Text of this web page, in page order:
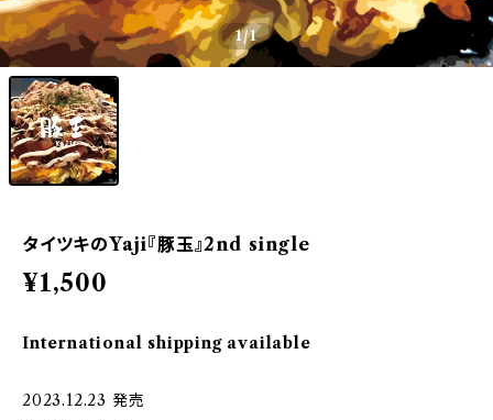
1/1
タイツキのYaji『豚玉』2nd single
¥1,500
International shipping available
2023.12.23 発売